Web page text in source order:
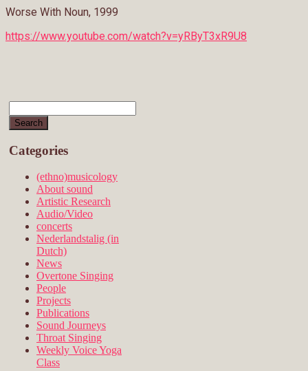
Worse With Noun, 1999
https://www.youtube.com/watch?v=yRByT3xR9U8
Categories
(ethno)musicology
About sound
Artistic Research
Audio/Video
concerts
Nederlandstalig (in
Dutch)
News
Overtone Singing
People
Projects
Publications
Sound Journeys
Throat Singing
Weekly Voice Yoga
Class